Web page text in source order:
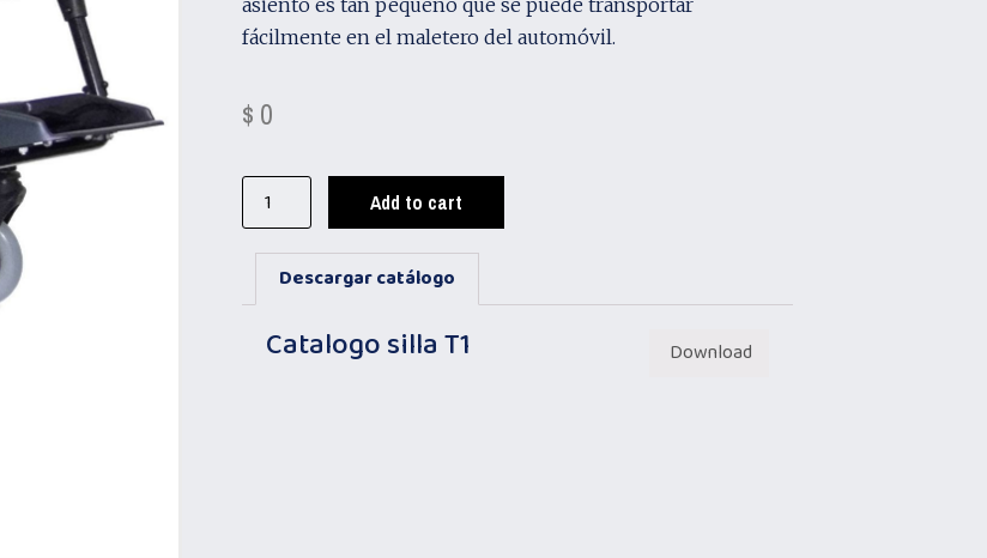
fácilmente en el maletero del automóvil.
$ 0
Add to cart
Descargar catálogo
Catalogo silla T1 Download